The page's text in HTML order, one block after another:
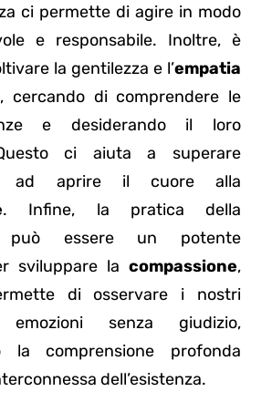
ci permette di agire in modo
e responsabile. Inoltre, è
la gentilezza e l’empatia
cercando di comprendere le
e desiderando il loro
ci aiuta a superare
e ad aprire il cuore alla
. Infine, la pratica della
può essere un potente
sviluppare la compassione,
di osservare i nostri
senza giudizio,
la comprensione profonda
dell’esistenza.